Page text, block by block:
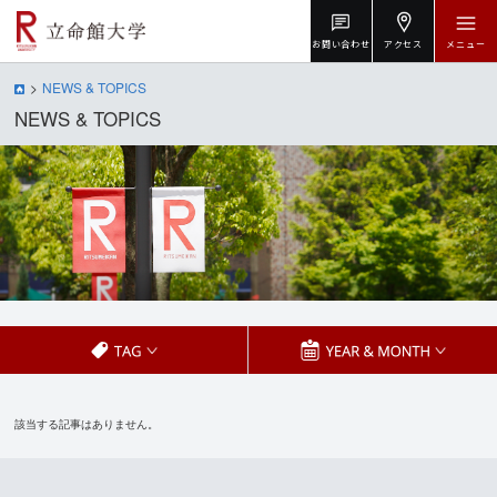
お問い合わせ アクセス メニュー
NEWS & TOPICS
NEWS & TOPICS
該当する記事はありません。